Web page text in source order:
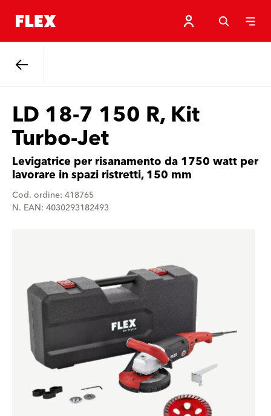
LD 18-7 150 R, Kit
Turbo-Jet
Levigatrice per risanamento da 1750 watt per
lavorare in spazi ristretti, 150 mm
Cod. ordine: 418765
N. EAN: 4030293182493